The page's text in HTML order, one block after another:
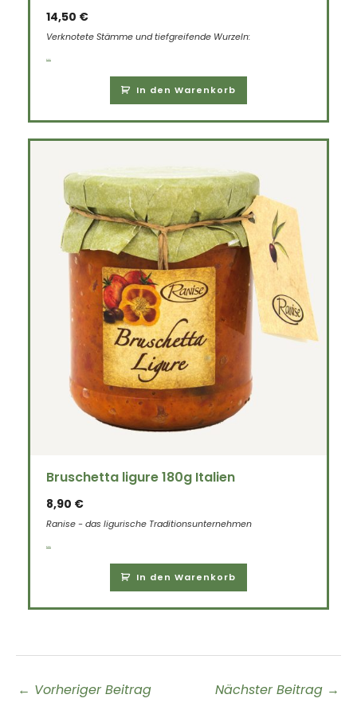
14,50 €
Verknotete Stämme und tiefgreifende Wurzeln:
...
In den Warenkorb
Bruschetta ligure 180g Italien
8,90 €
Ranise - das ligurische Traditionsunternehmen
...
In den Warenkorb
← Vorheriger Beitrag Nächster Beitrag →